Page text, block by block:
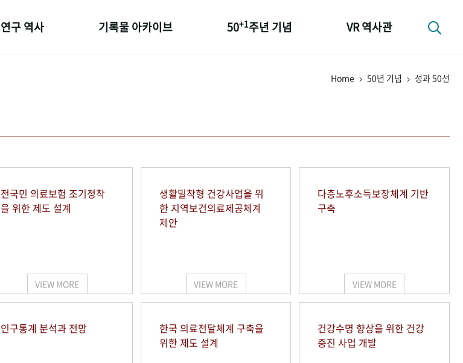
연구 역사 기록물 아카이브 50+1주년 기념 VR 역사관
Home 50년 기념 성과 50선
전국민 의료보험 조기정착
을 위한 제도 설계
VIEW MORE
생활밀착형 건강사업을 위
한 지역보건의료제공체계
제안
VIEW MORE
다층노후소득보장체계 기반
구축
VIEW MORE
인구통계 분석과 전망
한국 의료전달체계 구축을
위한 제도 설계
건강수명 향상을 위한 건강
증진 사업 개발